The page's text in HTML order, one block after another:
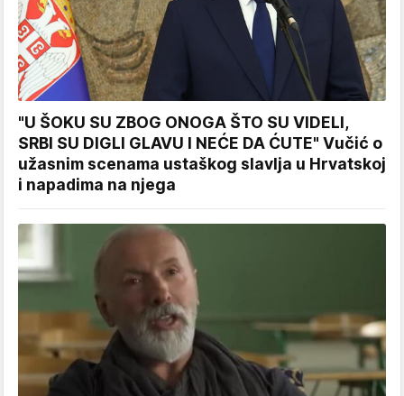
"U ŠOKU SU ZBOG ONOGA ŠTO SU VIDELI,
SRBI SU DIGLI GLAVU I NEĆE DA ĆUTE" Vučić o
užasnim scenama ustaškog slavlja u Hrvatskoj
i napadima na njega